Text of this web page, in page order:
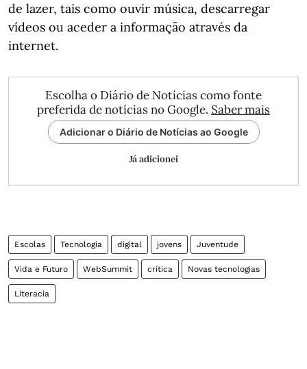
de lazer, tais como ouvir música, descarregar
vídeos ou aceder a informação através da
internet.
Escolha o Diário de Notícias como fonte
preferida de notícias no Google. Saber mais
Adicionar o Diário de Notícias ao Google
Já adicionei
Escolas Tecnologia digital jovens Juventude
Vida e Futuro WebSummit crítica Novas tecnologias
Literacia